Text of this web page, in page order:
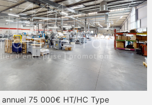
annuel 75 000€ HT/HC Type